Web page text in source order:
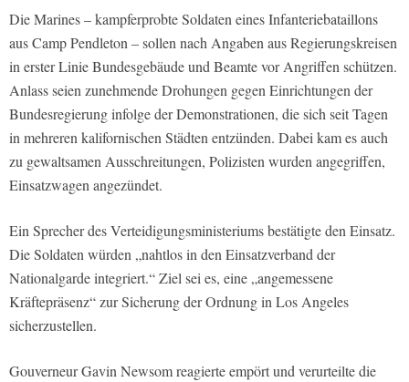
Die Marines – kampferprobte Soldaten eines Infanteriebataillons
aus Camp Pendleton – sollen nach Angaben aus Regierungskreisen
in erster Linie Bundesgebäude und Beamte vor Angriffen schützen.
Anlass seien zunehmende Drohungen gegen Einrichtungen der
Bundesregierung infolge der Demonstrationen, die sich seit Tagen
in mehreren kalifornischen Städten entzünden. Dabei kam es auch
zu gewaltsamen Ausschreitungen, Polizisten wurden angegriffen,
Einsatzwagen angezündet.
Ein Sprecher des Verteidigungsministeriums bestätigte den Einsatz.
Die Soldaten würden „nahtlos in den Einsatzverband der
Nationalgarde integriert.“ Ziel sei es, eine „angemessene
Kräftepräsenz“ zur Sicherung der Ordnung in Los Angeles
sicherzustellen.
Gouverneur Gavin Newsom reagierte empört und verurteilte die